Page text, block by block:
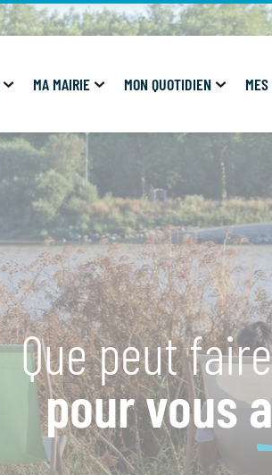
MA MAIRIE MON QUOTIDIEN
Que peut
pour vous